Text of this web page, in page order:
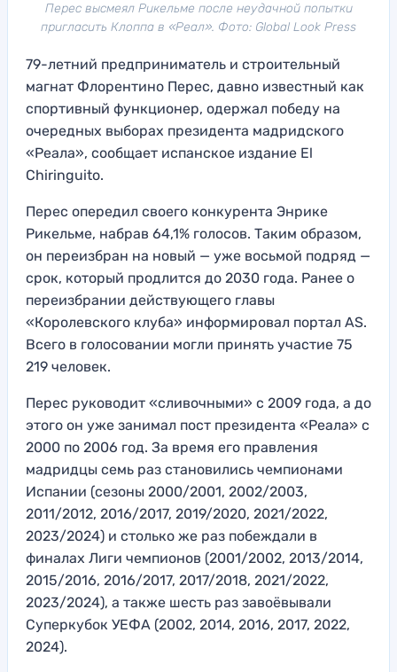
Перес высмеял Рикельме после неудачной попытки
пригласить Клоппа в «Реал». Фото: Global Look Press
79-летний предприниматель и строительный
магнат Флорентино Перес, давно известный как
спортивный функционер, одержал победу на
очередных выборах президента мадридского
«Реала», сообщает испанское издание El
Chiringuito.
Перес опередил своего конкурента Энрике
Рикельме, набрав 64,1% голосов. Таким образом,
он переизбран на новый — уже восьмой подряд —
срок, который продлится до 2030 года. Ранее о
переизбрании действующего главы
«Королевского клуба» информировал портал AS.
Всего в голосовании могли принять участие 75
219 человек.
Перес руководит «сливочными» с 2009 года, а до
этого он уже занимал пост президента «Реала» с
2000 по 2006 год. За время его правления
мадридцы семь раз становились чемпионами
Испании (сезоны 2000/2001, 2002/2003,
2011/2012, 2016/2017, 2019/2020, 2021/2022,
2023/2024) и столько же раз побеждали в
финалах Лиги чемпионов (2001/2002, 2013/2014,
2015/2016, 2016/2017, 2017/2018, 2021/2022,
2023/2024), а также шесть раз завоёвывали
Суперкубок УЕФА (2002, 2014, 2016, 2017, 2022,
2024).